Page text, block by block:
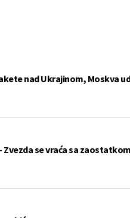
nad Ukrajinom, Moskva
se vraća sa